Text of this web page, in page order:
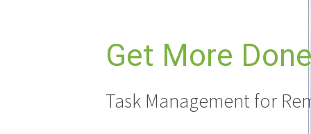
Get More
Task Management for